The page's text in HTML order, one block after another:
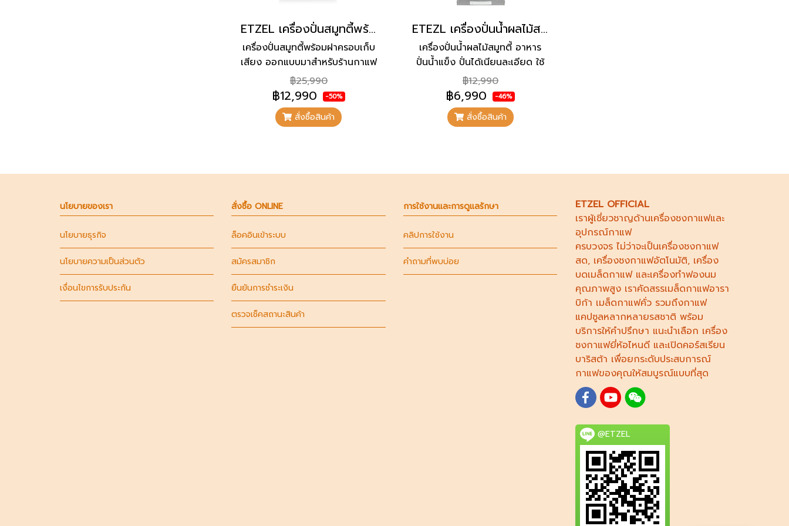
ETZEL เครื่องปั่นสมูทตี้พร้อมฝาครอบเก็บเสียง รุ่น SN7880E
เครื่องปั่นสมูทตี้พร้อมฝาครอบเก็บ
เสียง ออกแบบมาสำหรับร้านกาแฟ
คาเฟ่ และร้านเครื่องดื่มที่ต้องการ
พลังปั่นแรง แต่เสียงเงียบ ปั่นน้ำ
แข็ง สมูทตี้ และเมนูปั่นได้เนียน
ละเอียด ใช้งานง่าย แข็งแรง
฿25,990
฿12,990 -50%
สั่งซื้อสินค้า
ETEZL เครื่องปั่นน้ำผลไม้สมูทตี้และอาหาร รุ่น SN7850 พลังสูง แข็งแรง ความจุ 3 ลิตร รับประกัน 1 ปี
เครื่องปั่นน้ำผลไม้สมูทตี้ อาหาร
ปั่นน้ำแข็ง ปั่นได้เนียนละเอียด ใช้
งานง่าย แข็งแรง ทนทาน
ออกแบบมาสำหรับร้านกาแฟ ทั้ง
คาเฟ่ ร้านน้ำผลไม้ ร้านสุขภาพ
หรือบาร์เครื่องดื่ม
฿12,990
฿6,990 -46%
สั่งซื้อสินค้า
นโยบายของเรา
นโยบายธุรกิจ
นโยบายความเป็นส่วนตัว
เงื่อนไขการรับประกัน
สั่งซื้อ ONLINE
ล็อคอินเข้าระบบ
สมัครสมาชิก
ยืนยันการชำระเงิน
ตรวจเช็คสถานะสินค้า
การใช้งานและการดูแลรักษา
คลิปการใช้งาน
คำถามที่พบบ่อย
ETZEL OFFICIAL
เราผู้เชี่ยวชาญด้านเครื่องชงกาแฟและ
อุปกรณ์กาแฟ
ครบวงจร ไม่ว่าจะเป็นเครื่องชงกาแฟ
สด, เครื่องชงกาแฟอัตโนมัติ, เครื่อง
บดเมล็ดกาแฟและเครื่องทำฟองนม
คุณภาพสูง เราคัดสรรเมล็ดกาแฟอารา
บิก้า เมล็ดกาแฟคั่ว รวมถึงกาแฟ
แคปซูลหลากหลายรสชาติ พร้อม
บริการให้คำปรึกษา แนะนำเลือก เครื่อง
ชงกาแฟยี่ห้อไหนดีและเปิดคอร์สเรียน
บาริสต้า เพื่อยกระดับประสบการณ์
กาแฟของคุณให้สมบูรณ์แบบที่สุด
@ETZEL